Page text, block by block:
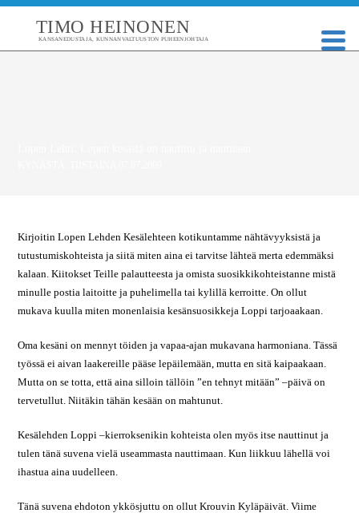
TIMO HEINONEN
KANSANEDUSTAJA, KUNNANVALTUUSTON PUHEENJOHTAJA
Kirjoitin Lopen Lehden Kesälehteen kotikuntamme nähtävyyksistä ja
tutustumiskohteista ja siitä miten aina ei tarvitse lähteä merta edemmäksi
kalaan. Kiitokset Teille palautteesta ja omista suosikkikohteistanne mistä
minulle postia laitoitte ja puhelimella tai kylillä kerroitte. On ollut
mukava kuulla miten monenlaisia kesänsuosikkeja Loppi tarjoaakaan.
Oma kesäni on mennyt töiden ja vapaa-ajan mukavana harmoniana. Tässä
työssä ei aivan laakereille pääse lepäilemään, mutta en sitä kaipaakaan.
Mutta on se totta, että aina silloin tällöin ”en tehnyt mitään” –päivä on
tervetullut. Niitäkin tähän kesään on mahtunut.
Kesälehden Loppi –kierroksenikin kohteista olen myös itse nauttinut ja
tulen tänä suvena vielä useammasta nauttimaan. Kun liikkuu lähellä voi
ihastua aina uudelleen.
Tänä suvena ehdoton ykkösjuttu on ollut Krouvin Kyläpäivät. Viime